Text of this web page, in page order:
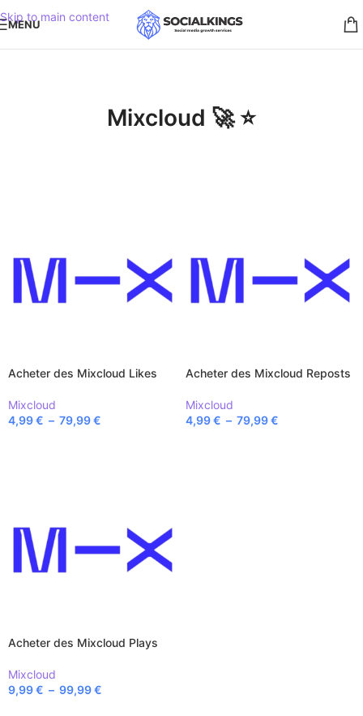
Skip to main content
MENU
Mixcloud 🚀 ⭐️
Acheter des Mixcloud Likes
Mixcloud
4,99€ – 79,99€
Acheter des Mixcloud Reposts
Mixcloud
4,99€ – 79,99€
Acheter des Mixcloud Plays
Mixcloud
9,99€ – 99,99€